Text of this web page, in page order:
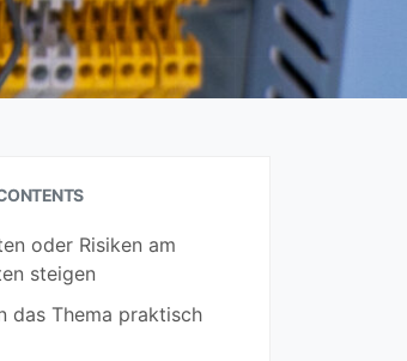
oder Risiken am
steigen
das Thema praktisch